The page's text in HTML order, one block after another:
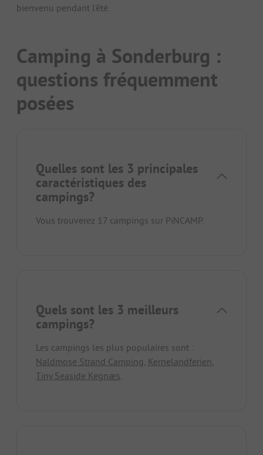
bienvenu pendant l'été.
Camping à Sonderburg :
questions fréquemment
posées
Quelles sont les 3 principales
caractéristiques des
campings?
Vous trouverez 17 campings sur PiNCAMP.
Quels sont les 3 meilleurs
campings?
Les campings les plus populaires sont :
Naldmose Strand Camping Kernelandferien
Tiny Seaside Kegnæs